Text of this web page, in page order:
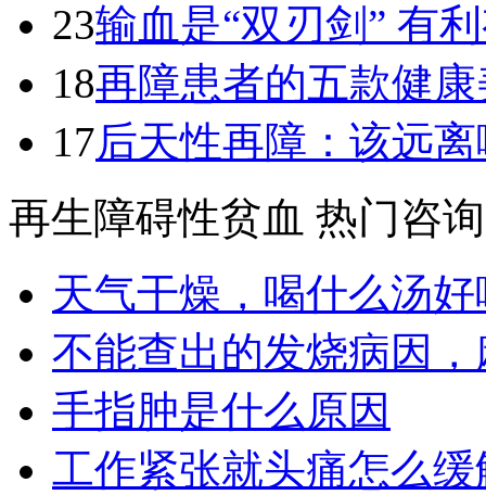
23输血是“双刃剑” 有
18再障患者的五款健康
17后天性再障：该远
再生障碍性贫血 热门咨询
天气干燥，喝什么汤好
不能查出的发烧病因
手指肿是什么原因
工作紧张就头痛怎么缓